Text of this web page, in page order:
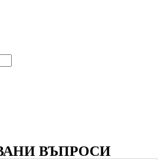
ВЪПРОСИ